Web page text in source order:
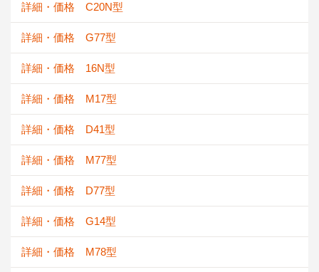
詳細・価格 C20N型
詳細・価格 G77型
詳細・価格 16N型
詳細・価格 M17型
詳細・価格 D41型
詳細・価格 M77型
詳細・価格 D77型
詳細・価格 G14型
詳細・価格 M78型